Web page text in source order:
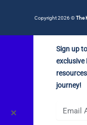
Copyright 2026 ©The
✕
Sign up
exclusive
journey!